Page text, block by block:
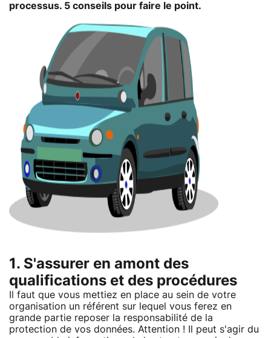
processus. 5 conseils pour faire le point.
1. S'assurer en amont des
qualifications et des procédures
Il faut que vous mettiez en place au sein de votre
organisation un référent sur lequel vous ferez en
grande partie reposer la responsabilité de la
protection de vos données. Attention ! Il peut s'agir du